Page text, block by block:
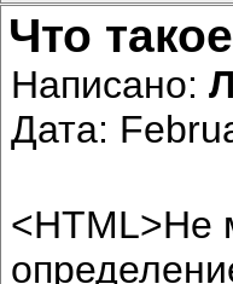
Что
Написано:
Дата:
<HTML>Не